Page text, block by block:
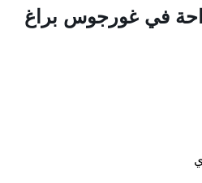
في غورجوس براغ